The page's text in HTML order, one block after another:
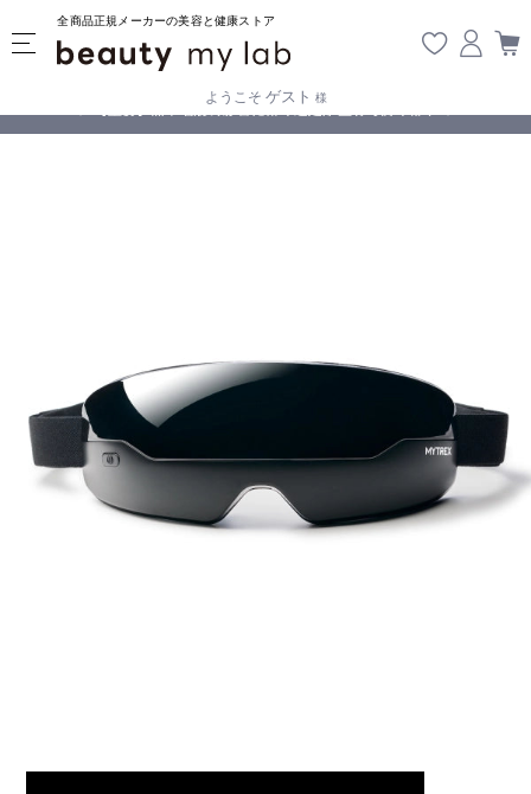
全商品正規メーカーの美容と健康ストア
ようこそ ゲスト 様
【重要】熊本地震の影響により遅延が生じております